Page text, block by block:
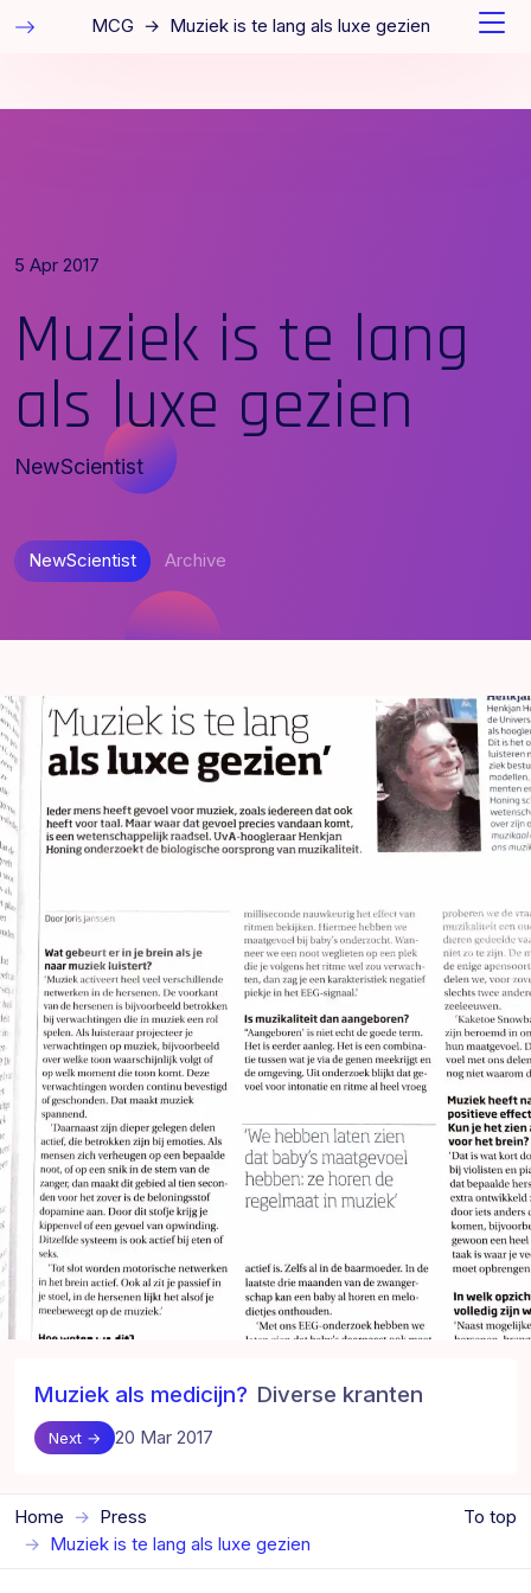
MCG → Muziek is te lang als luxe gezien
5 Apr 2017
Muziek is te lang
als luxe gezien
NewScientist
NewScientist Archive
Muziek als medicijn? Diverse kranten
Next → 20 Mar 2017
Home
Press
Muziek is te lang als luxe gezien
To top